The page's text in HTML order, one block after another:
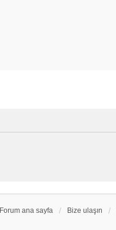
Forum ana sayfa Bize ulaşın